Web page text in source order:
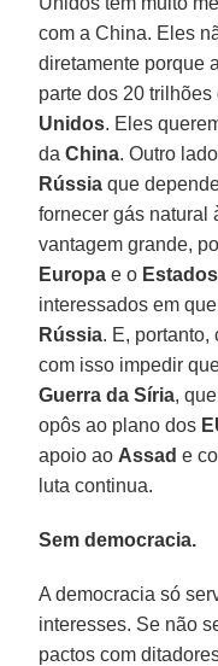
com a China. Eles
diretamente porque
parte dos 20
Unidos. Eles
daChina. Outro
Rússia que
fornecer gás natural
vantagem grande,
Europa e o
interessados em
Rússia. E, portanto,
com isso impedir
Guerra da Síria,
opôs ao plano dos
apoio ao Assad e
luta continua.
Sem democracia.
A democracia só
interesses. Se não
pactos com